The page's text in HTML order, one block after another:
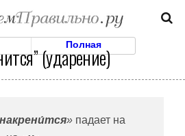
Полная
(ударение)
накрени́тся» падает на